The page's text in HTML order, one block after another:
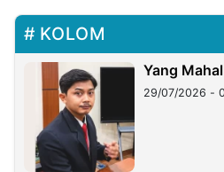
KOLOM
Yang
29/07/2026 -